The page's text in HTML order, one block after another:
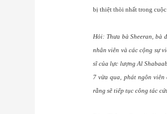
bị thiệt thòi nhất trong
Hỏi: Thưa bà Sheeran, bà
nhân viên và các cộng sự
sĩ của lực lượng Al
7 vừa qua, phát ngôn
rằng sẽ tiếp tục công tác